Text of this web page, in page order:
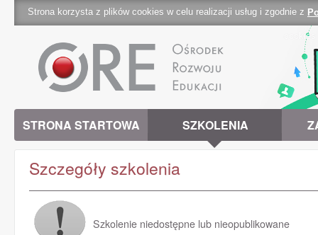
Strona korzysta z plików cookies w celu realizacji usług i zgodnie z
STRONA STARTOWA SZKOLENIA
Szczegóły szkolenia
Szkolenie niedostępne lub nieopublikowane